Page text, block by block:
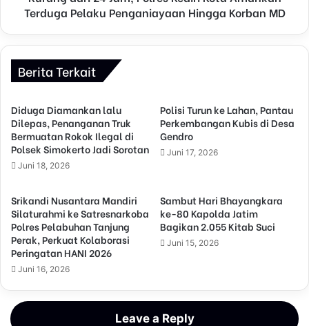
Terduga Pelaku Penganiayaan Hingga Korban MD
Berita Terkait
Diduga Diamankan lalu
Dilepas, Penanganan Truk
Bermuatan Rokok Ilegal di
Polsek Simokerto Jadi Sorotan
Juni 18, 2026
Polisi Turun ke Lahan, Pantau
Perkembangan Kubis di Desa
Gendro
Juni 17, 2026
Srikandi Nusantara Mandiri
Silaturahmi ke Satresnarkoba
Polres Pelabuhan Tanjung
Perak, Perkuat Kolaborasi
Peringatan HANI 2026
Juni 16, 2026
Sambut Hari Bhayangkara
ke-80 Kapolda Jatim
Bagikan 2.055 Kitab Suci
Juni 15, 2026
Leave a Reply